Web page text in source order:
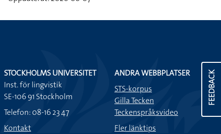
FEEDBACK
STOCKHOLMS UNIVERSITET
Inst. för lingvistik
SE-106 91 Stockholm
Telefon: 08-16 23 47
Kontakt
ANDRA WEBBPLATSER
STS-korpus
Gilla Tecken
Teckenspråksvideo
Fler länktips